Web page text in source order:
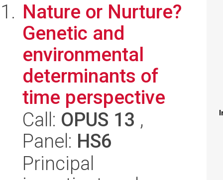
Nature or Nurture?
Genetic and
environmental
determinants of
time perspective
Call: OPUS 13 ,
Panel: HS6
Principal